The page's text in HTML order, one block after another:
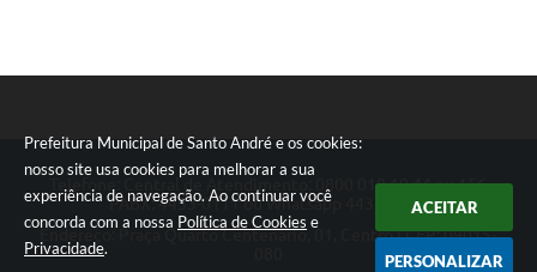
Prefeitura Municipal de Santo André e os cookies:
nosso site usa cookies para melhorar a sua
experiência de navegação. Ao continuar você
concorda com a nossa Política de Cookies e
Privacidade.
ACEITAR
PERSONALIZAR
Telefone: Central de Atendimento: 0800 019 19 44 ou 156
PABX: 4433-0111 ou Whatsapp 4433-0123
Endereço: Praça Quarto Centenário, 01, Centro | CEP: 09015-